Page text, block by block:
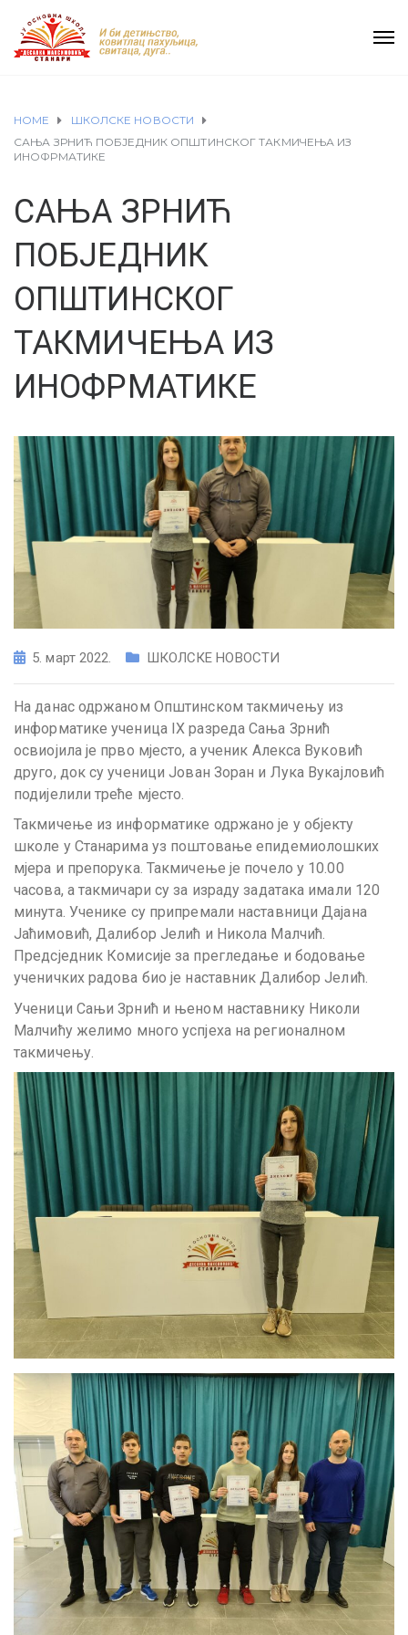
HOME
ШКОЛСКЕ НОВОСТИ
САЊА ЗРНИЋ ПОБЈЕДНИК ОПШТИНСКОГ ТАКМИЧЕЊА ИЗ
ИНОФРМАТИКЕ
САЊА ЗРНИЋ
ПОБЈЕДНИК
ОПШТИНСКОГ
ТАКМИЧЕЊА ИЗ
ИНОФРМАТИКЕ
5. март 2022. ШКОЛСКЕ НОВОСТИ
На данас одржаном Општинском такмичењу из
информатике ученица IX разреда Сања Зрнић
освиојила је прво мјесто, а ученик Алекса Вуковић
друго, док су ученици Јован Зоран и Лука Вукајловић
подијелили треће мјесто.
Такмичење из информатике одржано је у објекту
школе у Станарима уз поштовање епидемиолошких
мјера и препорука. Такмичење је почело у 10.00
часова, а такмичари су за израду задатака имали 120
минута. Ученике су припремали наставници Дајана
Јаћимовић, Далибор Јелић и Никола Малчић.
Предсједник Комисије за прегледање и бодовање
ученичких радова био је наставник Далибор Јелић.
Ученици Сањи Зрнић и њеном наставнику Николи
Малчићу желимо много успјеха на регионалном
такмичењу.